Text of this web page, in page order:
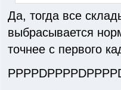
Да, тогда все
выбрасывается
точнее с первого